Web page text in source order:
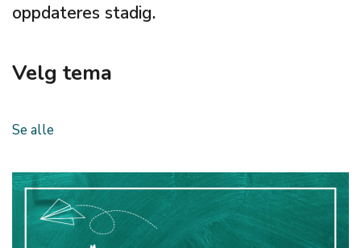
oppdateres stadig.
Velg tema
Se alle